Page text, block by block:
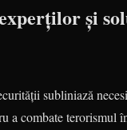
și
subliniază
a combate terorismul